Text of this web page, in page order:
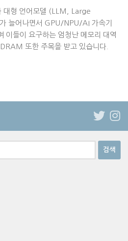
대형 언어모델 (LLM, Large
늘어나면서 GPU/NPU/AI 가속기
이들이 요구하는 엄청난 메모리 대역
또한 주목을 받고 있습니다.